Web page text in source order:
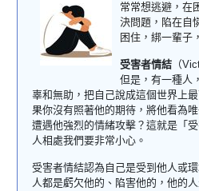
常常想逃避，在
決問題，陷在自
困住，綁一輩子
受害者情結 （
但是，有一種人
辜和無助，把自己說成這個世界上
果你沒有照著他的期待，將他看為
遭遇他強烈的情緒攻擊？這就是「
人相處我們要非常小心。
受害者情結認為自己是受到他人或
人都是虧欠他的、陷害他的，他的